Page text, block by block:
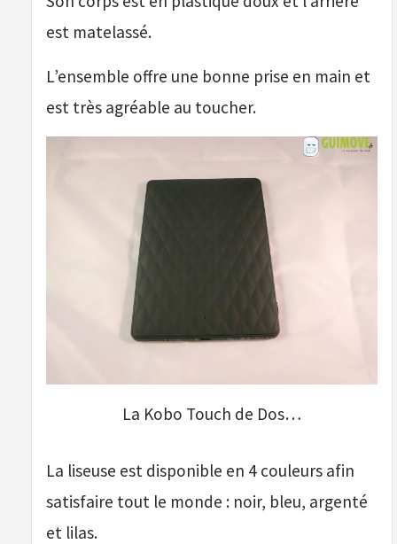
est matelassé.
L’ensemble offre une bonne prise en main et
est très agréable au toucher.
La Kobo Touch de Dos…
La liseuse est disponible en 4 couleurs afin
satisfaire tout le monde : noir, bleu, argenté
et lilas.